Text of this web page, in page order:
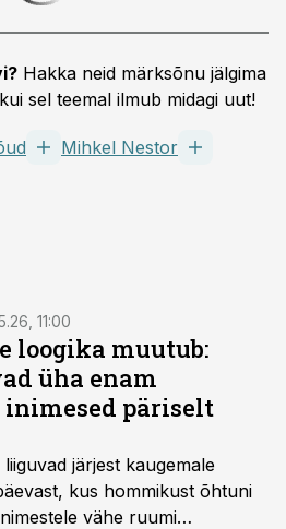
Hakka neid märksõnu jälgima
sel teemal ilmub midagi uut!
Mihkel Nestor
11:00
loogika muutub:
üha enam
inimesed päriselt
järjest kaugemale
kus hommikust õhtuni
vähe ruumi